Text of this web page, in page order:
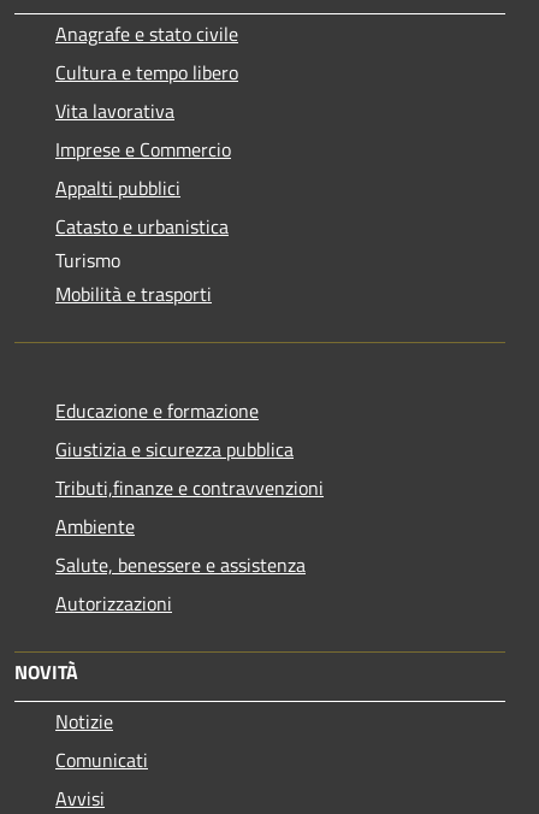
Anagrafe e stato civile
Cultura e tempo libero
Vita lavorativa
Imprese e Commercio
Appalti pubblici
Catasto e urbanistica
Turismo
Mobilità e trasporti
Educazione e formazione
Giustizia e sicurezza pubblica
Tributi,finanze e contravvenzioni
Ambiente
Salute, benessere e assistenza
Autorizzazioni
NOVITÀ
Notizie
Comunicati
Avvisi